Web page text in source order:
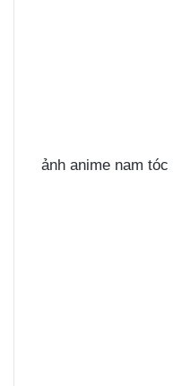
ảnh anime nam